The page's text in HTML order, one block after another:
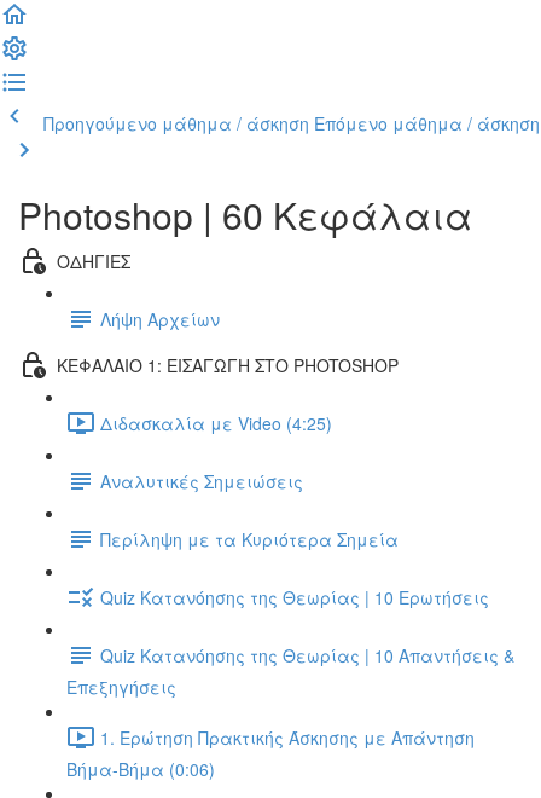
Προηγούμενο μάθημα / άσκηση Επόμενο μάθημα / άσκηση
Photoshop | 60 Κεφάλαια
ΟΔΗΓΙΕΣ
Λήψη Αρχείων
ΚΕΦΑΛΑΙΟ 1: ΕΙΣΑΓΩΓΗ ΣΤΟ PHOTOSHOP
Διδασκαλία με Video (4:25)
Αναλυτικές Σημειώσεις
Περίληψη με τα Κυριότερα Σημεία
Quiz Κατανόησης της Θεωρίας | 10 Ερωτήσεις
Quiz Κατανόησης της Θεωρίας | 10 Απαντήσεις &
Επεξηγήσεις
1. Ερώτηση Πρακτικής Άσκησης με Απάντηση
Βήμα-Βήμα (0:06)